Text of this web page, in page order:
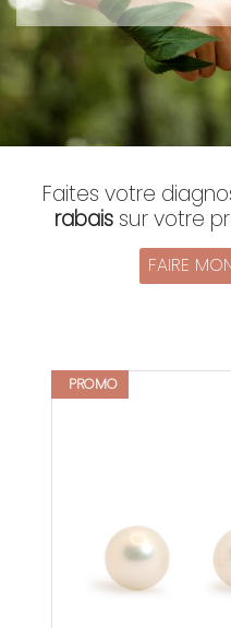
Faites votre
rabaissur votre
FAIRE
PROMO